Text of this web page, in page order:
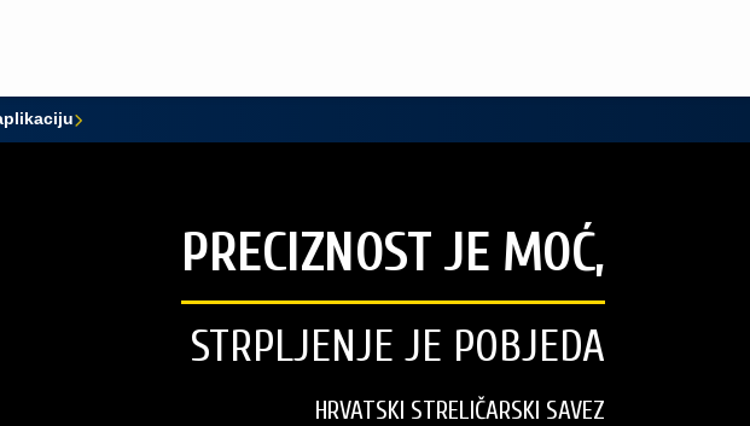
PRECIZNOST JE MOĆ,
STRPLJENJE JE POBJEDA
HRVATSKI STRELIČARSKI SAVEZ